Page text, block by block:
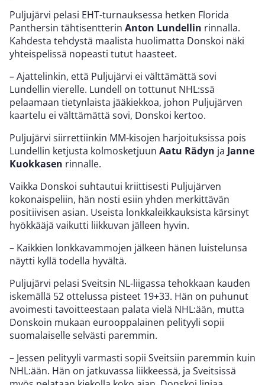
Puljujärvi pelasi EHT-turnauksessa hetken Florida
Panthersin tähtisentterin Anton Lundellin rinnalla.
Kahdesta tehdystä maalista huolimatta Donskoi näki
yhteispelissä nopeasti tutut haasteet.
– Ajattelinkin, että Puljujärvi ei välttämättä sovi
Lundellin vierelle. Lundell on tottunut NHL:ssä
pelaamaan tietynlaista jääkiekkoa, johon Puljujärven
kaartelu ei välttämättä sovi, Donskoi kertoo.
Puljujärvi siirrettiinkin MM-kisojen harjoituksissa pois
Lundellin ketjusta kolmosketjuun Aatu Rädyn ja Janne
Kuokkasen rinnalle.
Vaikka Donskoi suhtautui kriittisesti Puljujärven
kokonaispeliin, hän nosti esiin yhden merkittävän
positiivisen asian. Useista lonkkaleikkauksista kärsinyt
hyökkääjä vaikutti liikkuvan jälleen hyvin.
– Kaikkien lonkkavammojen jälkeen hänen luistelunsa
näytti kyllä todella hyvältä.
Puljujärvi pelasi Sveitsin NL-liigassa tehokkaan kauden
iskemällä 52 ottelussa pisteet 19+33. Hän on puhunut
avoimesti tavoitteestaan palata vielä NHL:ään, mutta
Donskoin mukaan eurooppalainen pelityyli sopii
suomalaiselle selvästi paremmin.
– Jessen pelityyli varmasti sopii Sveitsiin paremmin kuin
NHL:ään. Hän on jatkuvassa liikkeessä, ja Sveitsissä